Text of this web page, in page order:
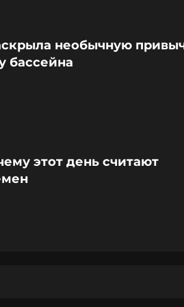
необычную
бассейна
этот день считают